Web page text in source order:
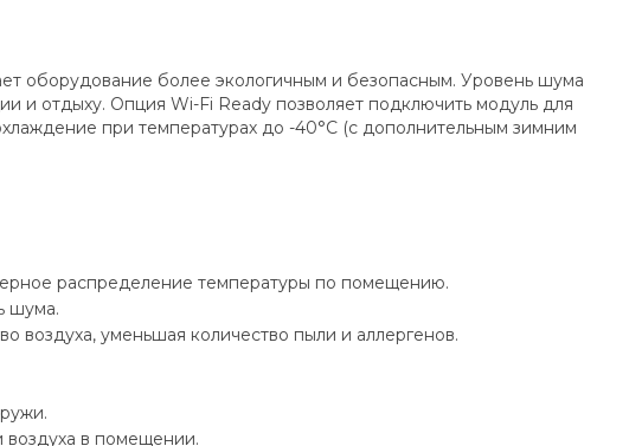
оборудование более экологичным и безопасным. Уровень шума
и отдыху. Опция Wi-Fi Ready позволяет подключить модуль для
при температурах до -40°С (с дополнительным зимним
распределение температуры по помещению.
шума.
воздуха, уменьшая количество пыли и аллергенов.
воздуха в помещении.